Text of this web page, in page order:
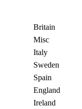
Britain
Misc
Italy
Sweden
Spain
England
Ireland